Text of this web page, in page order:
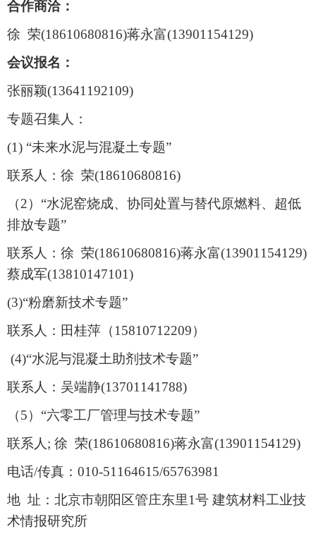
合作商洽：
徐 荣(18610680816)蒋永富(13901154129)
会议报名：
张丽颖(13641192109)
专题召集人：
(1) “未来水泥与混凝土专题”
联系人：徐 荣(18610680816)
（2）“水泥窑烧成、协同处置与替代原燃料、超低
排放专题”
联系人：徐 荣(18610680816)蒋永富(13901154129)
蔡成军(13810147101)
(3)“粉磨新技术专题”
联系人：田桂萍（15810712209）
(4)“水泥与混凝土助剂技术专题”
联系人：吴端静(13701141788)
（5）“六零工厂管理与技术专题”
联系人; 徐 荣(18610680816)蒋永富(13901154129)
电话/传真：010-51164615/65763981
地 址：北京市朝阳区管庄东里1号 建筑材料工业技
术情报研究所